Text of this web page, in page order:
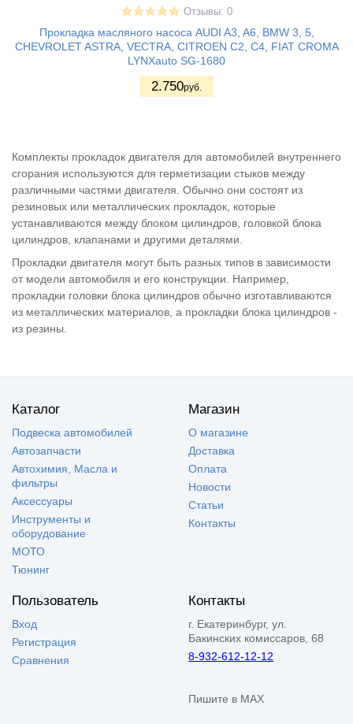
Отзывы: 0
Прокладка масляного насоса AUDI A3, A6, BMW 3, 5,
CHEVROLET ASTRA, VECTRA, CITROEN C2, C4, FIAT CROMA
LYNXauto SG-1680
2.750руб.
Комплекты прокладок двигателя для автомобилей внутреннего
сгорания используются для герметизации стыков между
различными частями двигателя. Обычно они состоят из
резиновых или металлических прокладок, которые
устанавливаются между блоком цилиндров, головкой блока
цилиндров, клапанами и другими деталями.
Прокладки двигателя могут быть разных типов в зависимости
от модели автомобиля и его конструкции. Например,
прокладки головки блока цилиндров обычно изготавливаются
из металлических материалов, а прокладки блока цилиндров -
из резины.
Каталог
Подвеска автомобилей
Автозапчасти
Автохимия, Масла и
фильтры
Аксессуары
Инструменты и
оборудование
МОТО
Тюнинг
Магазин
О магазине
Доставка
Оплата
Новости
Статьи
Контакты
Пользователь
Вход
Регистрация
Сравнения
Контакты
г. Екатеринбург, ул.
Бакинских комиссаров, 68
8-932-612-12-12
Пишите в MAX